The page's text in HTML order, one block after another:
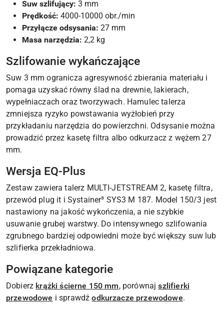
Suw szlifujący: 3 mm
Prędkość: 4000-10000 obr./min
Przyłącze odsysania: 27 mm
Masa narzędzia: 2,2 kg
Szlifowanie wykańczające
Suw 3 mm ogranicza agresywność zbierania materiału i
pomaga uzyskać równy ślad na drewnie, lakierach,
wypełniaczach oraz tworzywach. Hamulec talerza
zmniejsza ryzyko powstawania wyżłobień przy
przykładaniu narzędzia do powierzchni. Odsysanie można
prowadzić przez kasetę filtra albo odkurzacz z wężem 27
mm.
Wersja EQ-Plus
Zestaw zawiera talerz MULTI-JETSTREAM 2, kasetę filtra,
przewód plug it i Systainer³ SYS3 M 187. Model 150/3 jest
nastawiony na jakość wykończenia, a nie szybkie
usuwanie grubej warstwy. Do intensywnego szlifowania
zgrubnego bardziej odpowiedni może być większy suw lub
szlifierka przekładniowa.
Powiązane kategorie
Dobierz krążki ścierne 150 mm, porównajszlifierki
przewodowe i sprawdźodkurzacze przewodowe.